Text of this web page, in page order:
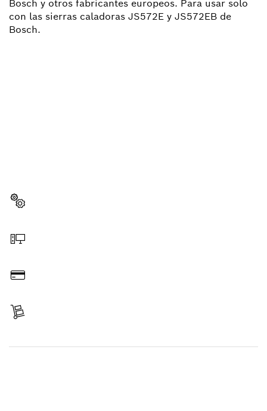
Bosch y otros fabricantes europeos. Para usar solo
con las sierras caladoras JS572E y JS572EB de
Bosch.